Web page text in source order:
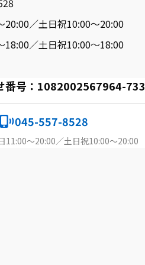
20:00／土日祝10:00～20:00
18:00／土日祝10:00～18:00
番号：1082002567964-733
045-557-8528
11:00～20:00／土日祝10:00～20:00